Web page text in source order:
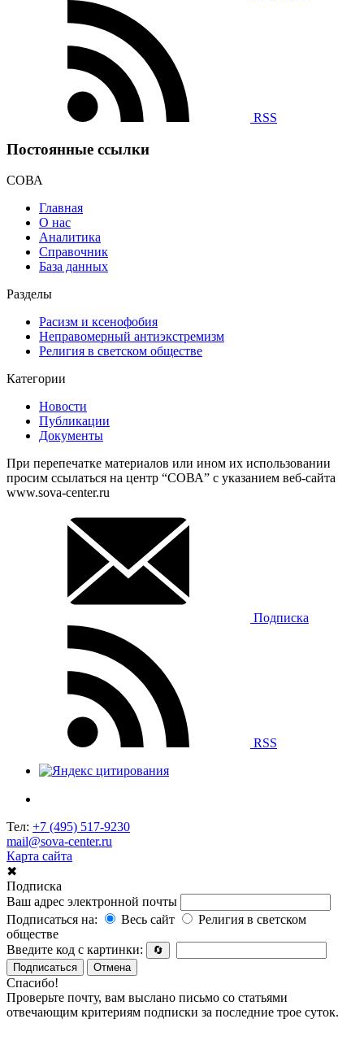
RSS
Постоянные ссылки
СОВА
Главная
О нас
Аналитика
Справочник
База данных
Разделы
Расизм и ксенофобия
Неправомерный антиэкстремизм
Религия в светском обществе
Категории
Новости
Публикации
Документы
При перепечатке материалов или ином их использовании
просим ссылаться на центр “СОВА” с указанием веб-сайта
www.sova-center.ru
Подписка
RSS
Тел: +7 (495) 517-9230
mail@sova-center.ru
Карта сайта
✖
Подписка
Ваш адрес электронной почты
Подписаться на:
Весь сайт
Религия в светском
обществе
Введите код с картинки:
🔄
Подписаться
Отмена
Спасибо!
Проверьте почту, вам выслано письмо со статьями
отвечающим критериям подписки за последние трое суток.